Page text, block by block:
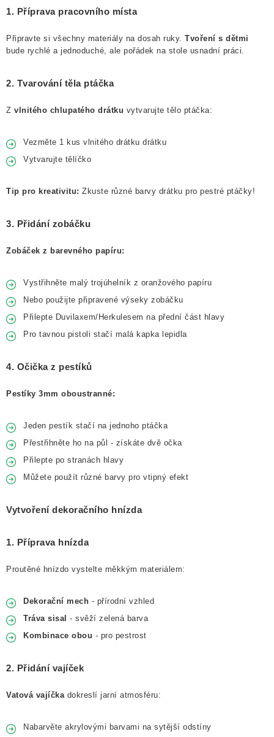
1. Příprava pracovního místa
Připravte si všechny materiály na dosah ruky. Tvoření s dětmi
bude rychlé a jednoduché, ale pořádek na stole usnadní práci.
2. Tvarování těla ptáčka
Z vlnitého chlupatého drátku vytvarujte tělo ptáčka:
Vezměte 1 kus vlnitého drátku drátku
Vytvarujte tělíčko
Tip pro kreativitu: Zkuste různé barvy drátku pro pestré ptáčky!
3. Přidání zobáčku
Zobáček z barevného papíru:
Vystřihněte malý trojúhelník z oranžového papíru
Nebo použijte připravené výseky zobáčku
Přilepte Duvilaxem/Herkulesem na přední část hlavy
Pro tavnou pistoli stačí malá kapka lepidla
4. Očička z pestíků
Pestíky 3mm oboustranné:
Jeden pestík stačí na jednoho ptáčka
Přestřihněte ho na půl - získáte dvě očka
Přilepte po stranách hlavy
Můžete použít různé barvy pro vtipný efekt
Vytvoření dekoračního hnízda
1. Příprava hnízda
Proutěné hnízdo vystelte měkkým materiálem:
Dekorační mech - přírodní vzhled
Tráva sisal - svěží zelená barva
Kombinace obou - pro pestrost
2. Přidání vajíček
Vatová vajíčkadokreslí jarní atmosféru:
Nabarvěte akrylovými barvami na sytější odstíny